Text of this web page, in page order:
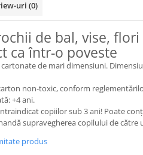
uri (0)
de bal, vise,
ca într-o poveste
cartonate de mari dimensiuni.
non-toxic, conform
+4 ani.
copiilor sub 3 ani! Poate
supravegherea copilului de
produs